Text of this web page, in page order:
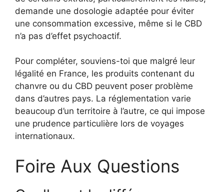
demande une dosologie adaptée pour éviter
une consommation excessive, même si le CBD
n’a pas d’effet psychoactif.
Pour compléter, souviens-toi que malgré leur
légalité en France, les produits contenant du
chanvre ou du CBD peuvent poser problème
dans d’autres pays. La réglementation varie
beaucoup d’un territoire à l’autre, ce qui impose
une prudence particulière lors de voyages
internationaux.
Foire Aux Questions